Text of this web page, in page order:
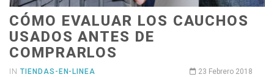
CÓMO EVALUAR LOS CAUCHOS
USADOS ANTES DE
COMPRARLOS
IN TIENDAS-EN-LINEA 23 Febrero 2018